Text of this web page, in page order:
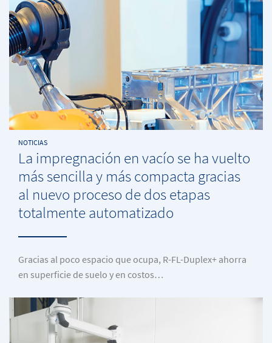
NOTICIAS
La impregnación en vacío se ha vuelto
más sencilla y más compacta gracias
al nuevo proceso de dos etapas
totalmente automatizado
Gracias al poco espacio que ocupa, R-FL-Duplex+ ahorra
en superficie de suelo y en costos…